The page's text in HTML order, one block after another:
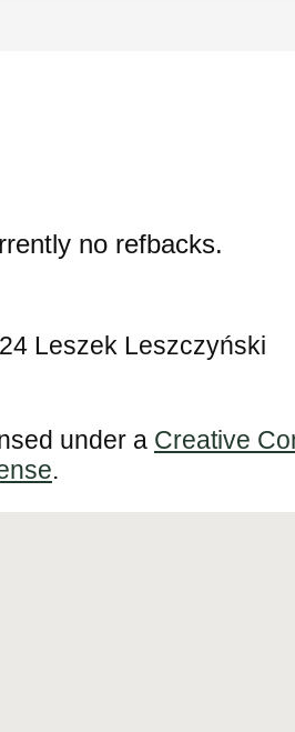
no refbacks.
Leszek Leszczyński
under a Creative
.